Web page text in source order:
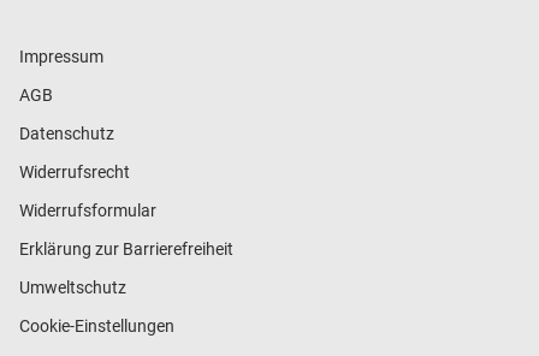
Impressum
AGB
Datenschutz
Widerrufsrecht
Widerrufsformular
Erklärung zur Barrierefreiheit
Umweltschutz
Cookie-Einstellungen